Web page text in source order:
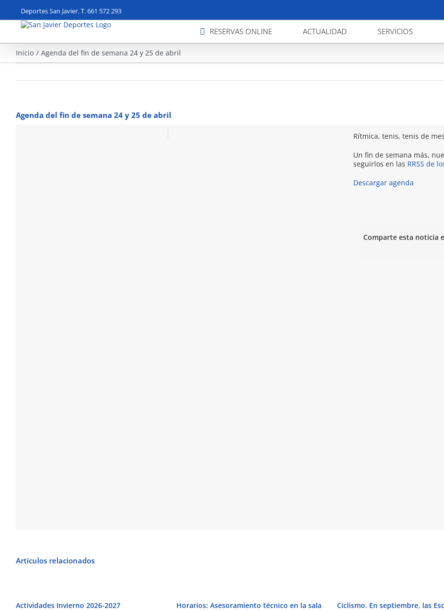
contenido
Deportes San Javier. T. 661 572 293
RESERVAS ONLINE ACTUALIDAD SERVICIOS
Inicio Agenda del fin de semana 24 y 25 de abril
Agenda del fin de semana 24 y 25 de abril
Rítmica, tenis, tenis de
Un fin de semana más,
seguirlos en las RRSS de
Descargar agenda
Comparte esta noticia
Artículos relacionados
Actividades Invierno 2026-2027
Horarios: Asesoramiento técnico en la sala
Ciclismo. En septiembre, las